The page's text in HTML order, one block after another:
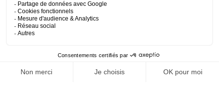
Mentions légales